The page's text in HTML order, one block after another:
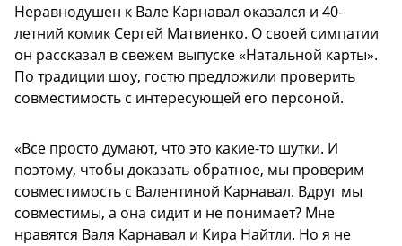
Неравнодушен к Вале Карнавал оказался и 40-
летний комик Сергей Матвиенко. О своей симпатии
он рассказал в свежем выпуске «Натальной карты».
По традиции шоу, гостю предложили проверить
совместимость с интересующей его персоной.
«Все просто думают, что это какие-то шутки. И
поэтому, чтобы доказать обратное, мы проверим
совместимость с Валентиной Карнавал. Вдруг мы
совместимы, а она сидит и не понимает? Мне
нравятся Валя Карнавал и Кира Найтли. Но я не